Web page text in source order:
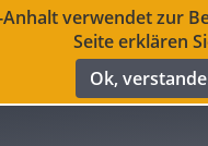
verwendet zur
Seite erklären
Ok,